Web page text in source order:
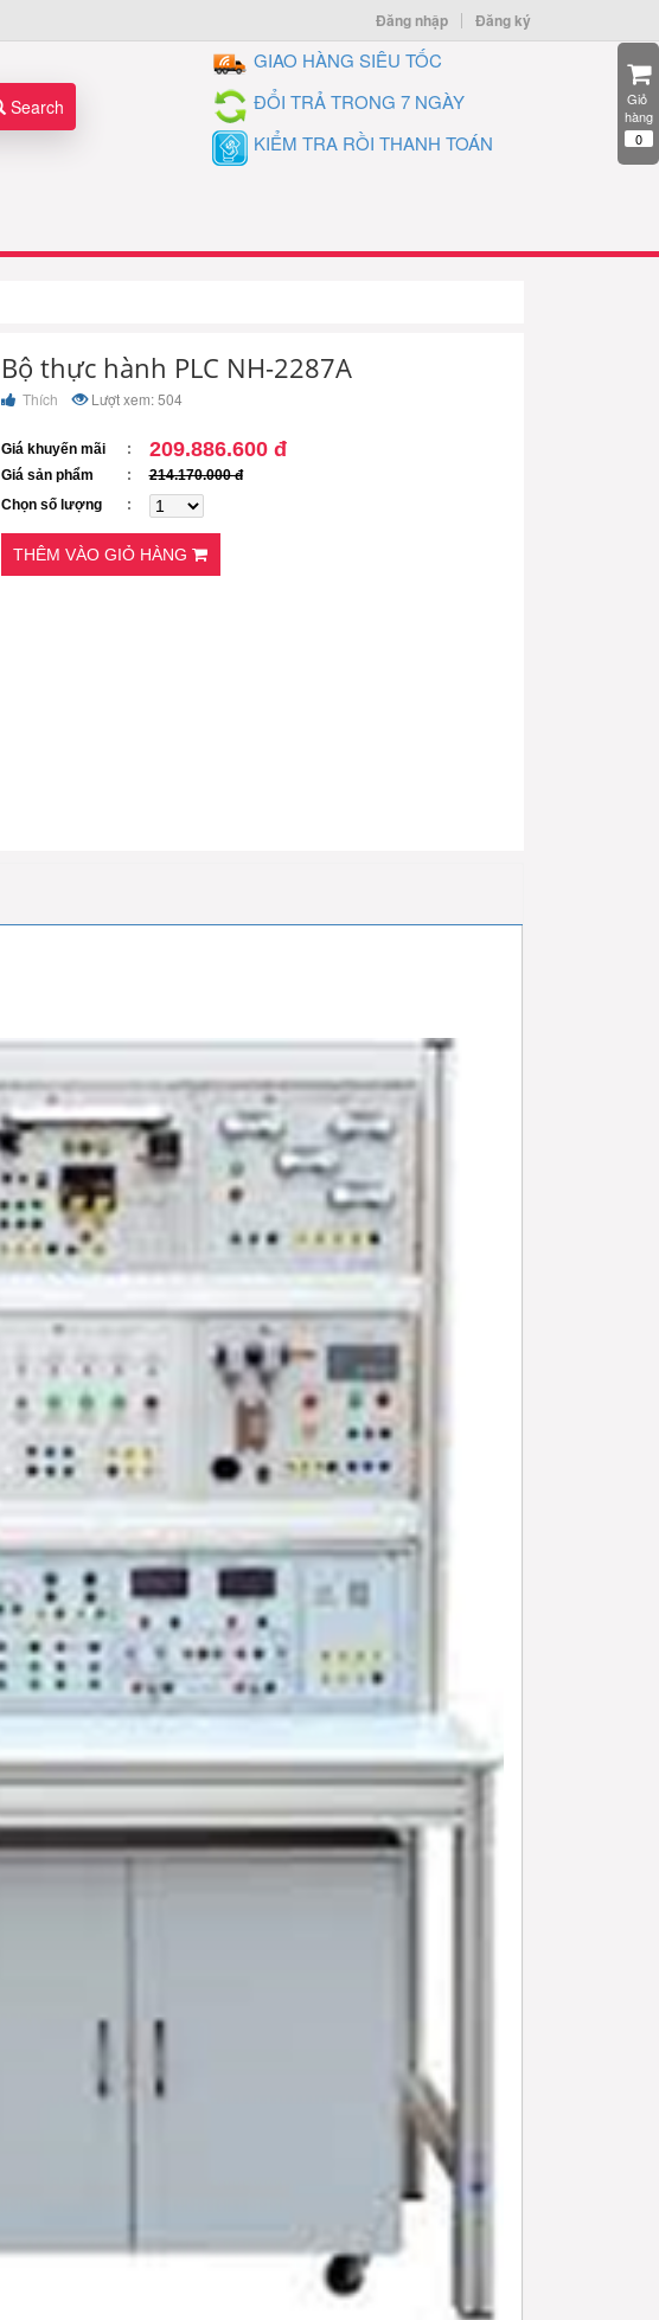
Đăng nhập Đăng ký
Search
GIAO HÀNG SIÊU TỐC
ĐỔI TRẢ TRONG 7 NGÀY
KIỂM TRA RỒI THANH TOÁN
Bộ thực hành PLC NH-2287A
Thích Lượt xem: 504
Giá khuyến mãi 209.886.600 đ
Giá sản phẩm
214.170.000 đ
Chọn số lượng
THÊM VÀO GIỎ HÀNG
Giỏ
hàng
0